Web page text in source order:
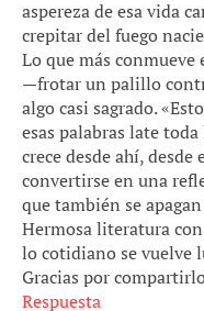
aspereza de esa vida
crepitar del fuego
Lo que más
—frotar un palillo
algo casi sagrado.
esas palabras late
crece desde ahí, desde
convertirse en una
que también se
Hermosa literatura
lo cotidiano se vuelve
Gracias por
Respuesta